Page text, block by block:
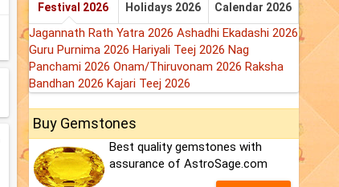
Festival 2026 Holidays 2026 Calendar 2026
Jagannath Rath Yatra 2026 Ashadhi Ekadashi 2026
Guru Purnima 2026 Hariyali Teej 2026 Nag
Panchami 2026 Onam/Thiruvonam 2026 Raksha
Bandhan 2026 Kajari Teej 2026
Buy Gemstones
Best quality gemstones with
assurance of AstroSage.com